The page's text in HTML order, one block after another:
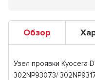
Обзор
Узел проявки Kyocera
302NP93073/